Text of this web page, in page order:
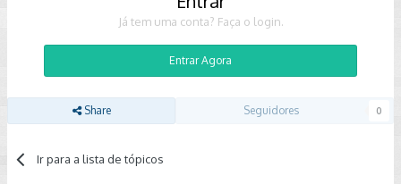
Já tem uma conta? Faça o login.
Entrar Agora
Share Seguidores 0
Ir para a lista de tópicos